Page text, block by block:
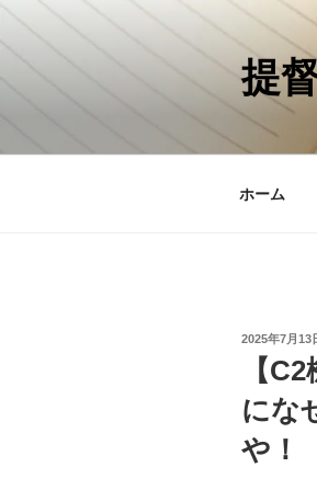
ン
提
ホーム
投
2025年7月13
【
にな
や！